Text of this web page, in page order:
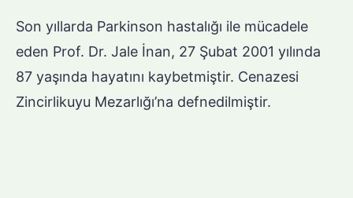
Son yıllarda Parkinson hastalığı ile mücadele
eden Prof. Dr. Jale İnan, 27 Şubat 2001 yılında
87 yaşında hayatını kaybetmiştir. Cenazesi
Zincirlikuyu Mezarlığı’na defnedilmiştir.